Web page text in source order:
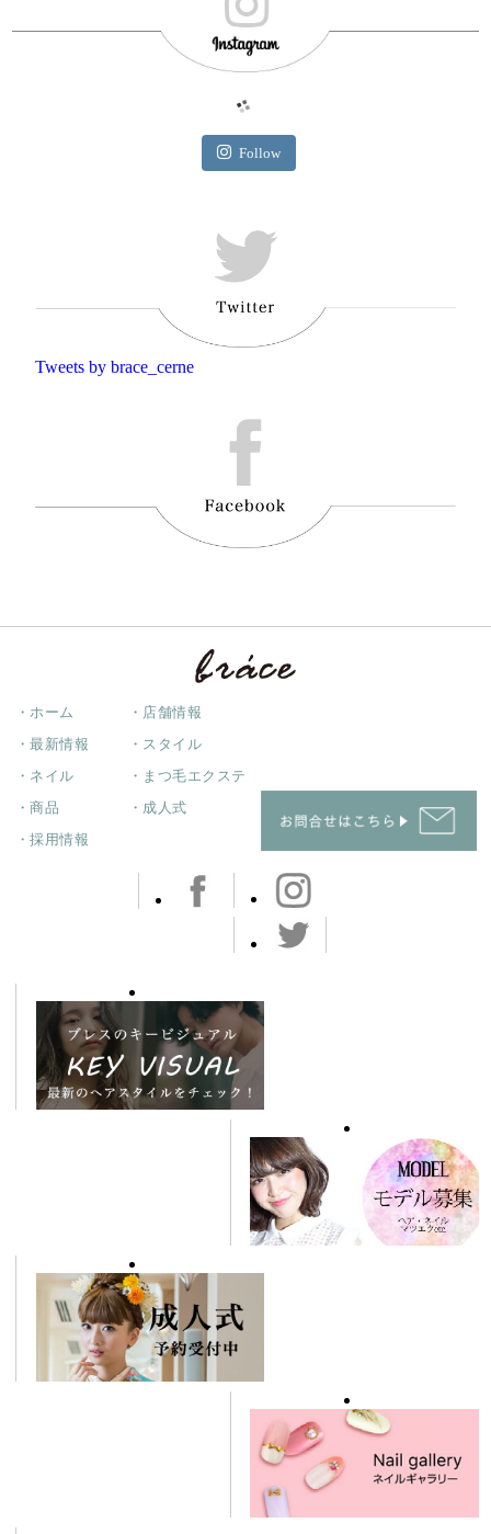
Follow
Tweets by brace_cerne
・ホーム ・店舗情報
・最新情報 ・スタイル
・ネイル ・まつ毛エクステ
・商品 ・成人式
・採用情報